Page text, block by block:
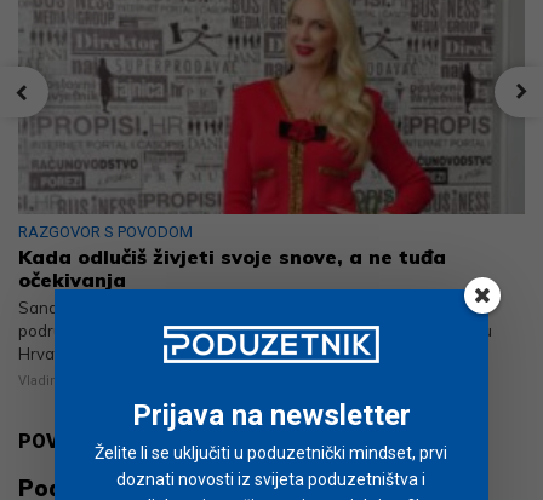
RAZGOVOR S POVODOM
Kada odlučiš živjeti svoje snove, a ne tuđa
očekivanja
Sandra Mihelčić jedna je od najprepoznatljivijih poduzetnica u
području poslovnih medija, edukacije i poslovnog umrežavanja u
Hrvatskoj
Vladimir Mihajlović
POVEZANO
Poduzetnički mindset: Zemlja prilika ‪2023.
Prijava na newsletter
Želite li se uključiti u poduzetnički mindset, prvi
doznati novosti iz svijeta poduzetništva i